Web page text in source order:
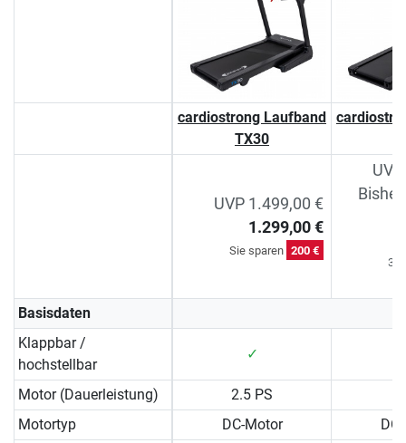
cardiostrong Laufband
TX30
UVP 1.499,00 €
1.299,00 €
Sie sparen 200 €
Basisdaten
Klappbar /
hochstellbar
✓
Motor (Dauerleistung) 2.5 PS
Motortyp
DC-Motor